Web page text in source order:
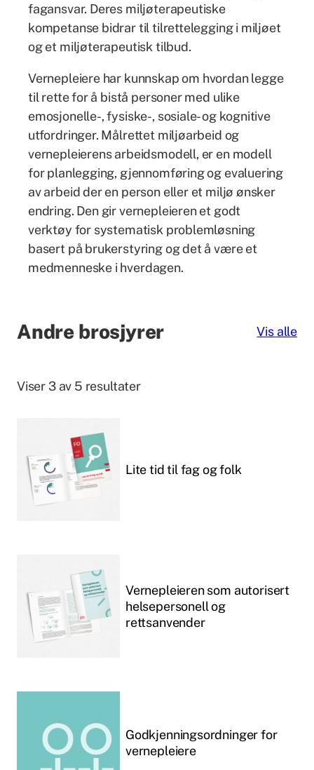
fagansvar. Deres miljøterapeutiske
kompetanse bidrar til tilrettelegging i miljøet
og et miljøterapeutisk tilbud.
Vernepleiere har kunnskap om hvordan legge
til rette for å bistå personer med ulike
emosjonelle-, fysiske-, sosiale- og kognitive
utfordringer. Målrettet miljøarbeid og
vernepleierens arbeidsmodell, er en modell
for planlegging, gjennomføring og evaluering
av arbeid der en person eller et miljø ønsker
endring. Den gir vernepleieren et godt
verktøy for systematisk problemløsning
basert på brukerstyring og det å være et
medmenneske i hverdagen.
Andre brosjyrer Vis alle
Viser 3 av 5 resultater
Lite tid til fag og folk
Vernepleieren som autorisert
helsepersonell og
rettsanvender
Godkjenningsordninger for
vernepleiere